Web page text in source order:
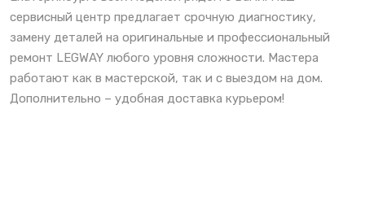
сервисный центр предлагает срочную диагностику,
замену деталей на оригинальные и профессиональный
ремонт LEGWAY любого уровня сложности. Мастера
работают как в мастерской, так и с выездом на дом.
Дополнительно – удобная доставка курьером!